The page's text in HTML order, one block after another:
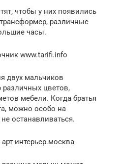
чтобы у них появились
различные
часы.
www.tarifi.info
двух мальчиков
цветов,
мебели. Когда братья
можно особо на
останавливаться.
интерьер.москва